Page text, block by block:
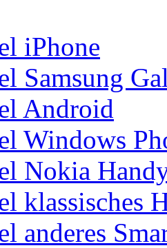
iPhone
Samsung
Android
Windows
Nokia
klassisches
anderes